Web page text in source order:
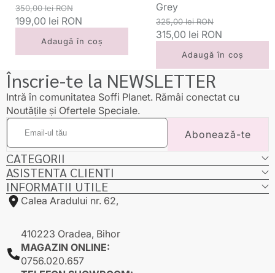
Preț
standard
350,00 lei RON
redus
199,00 lei RON
Adaugă în coș
Grey
Preț
standard
325,00 lei RON
redus
315,00 lei RON
Adaugă în coș
Înscrie-te la NEWSLETTER
Intră în comunitatea Soffi Planet. Rămâi conectat cu
Noutățile și Ofertele Speciale.
Email-
tău
Abonează-te
CATEGORII
ASISTENTA CLIENTI
INFORMATII UTILE
Calea Aradului nr. 62,
410223 Oradea, Bihor
MAGAZIN ONLINE:
0756.020.657